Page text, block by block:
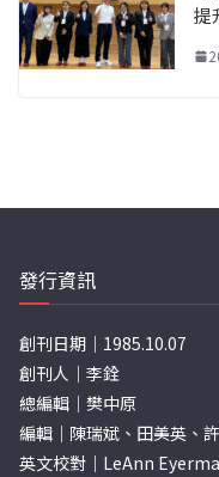
提
發行資訊
創刊日期｜1985.10.07
創刊人｜李銓
總編輯｜樊中原
編輯｜陳瑞斌、田美英、
英文校對｜LeAnn